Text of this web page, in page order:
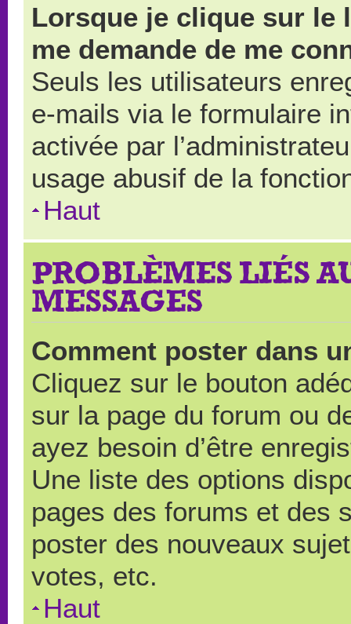
Lorsque je clique sur le
me demande de me
Seuls les utilisateurs
e-mails via le formulaire
activée par
usage abusif de la
Haut
PROBLÈMES LIÉS
MESSAGES
Comment poster dans
Cliquez sur le bouton
sur la page du forum ou
ayez besoin d’être
Une liste des options
pages des forums et des
poster des nouveaux
votes, etc.
Haut